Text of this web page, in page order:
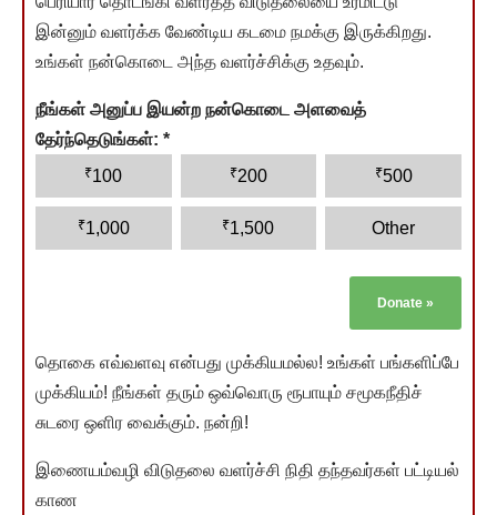
இன்னும் வளர்க்க வேண்டிய கடமை நமக்கு இருக்கிறது.
உங்கள் நன்கொடை அந்த வளர்ச்சிக்கு உதவும்.
நீங்கள் அனுப்ப இயன்ற நன்கொடை அளவைத்
தேர்ந்தெடுங்கள்: *
₹100 ₹200 ₹500
₹1,000 ₹1,500 Other
Donate »
தொகை எவ்வளவு என்பது முக்கியமல்ல! உங்கள் பங்களிப்பே
முக்கியம்! நீங்கள் தரும் ஒவ்வொரு ரூபாயும் சமூகநீதிச்
சுடரை ஒளிர வைக்கும். நன்றி!
இணையம்வழி விடுதலை வளர்ச்சி நிதி தந்தவர்கள் பட்டியல்
காண